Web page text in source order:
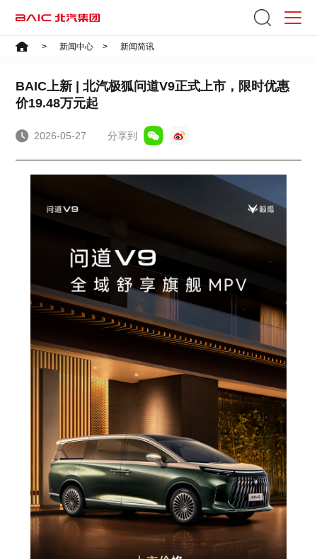
首页 > 新闻中心 > 新闻简讯
BAIC上新 | 北汽极狐问道V9正式上市，限时优惠
价19.48万元起
2026-05-27 分享到